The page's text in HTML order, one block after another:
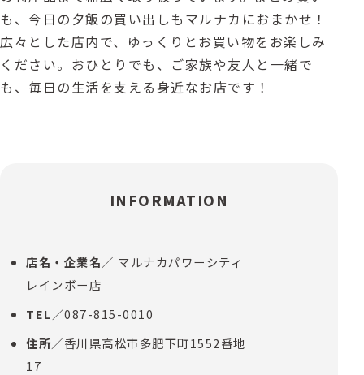
も、今日の夕飯の買い出しもマルナカにおまかせ！
広々とした店内で、ゆっくりとお買い物をお楽しみ
ください。おひとりでも、ご家族や友人と一緒で
も、毎日の生活を支える身近なお店です！
INFORMATION
店名・企業名／ マルナカパワーシティ
レインボー店
TEL／087-815-0010
住所／香川県高松市多肥下町1552番地
17